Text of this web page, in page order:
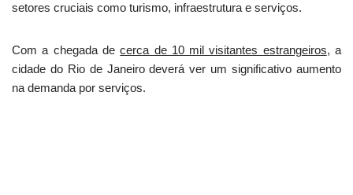
setores cruciais como turismo, infraestrutura e serviços.
Com a chegada decerca de 10 mil visitantes estrangeiros, a
cidade do Rio de Janeiro deverá ver um significativo aumento
na demanda por serviços.